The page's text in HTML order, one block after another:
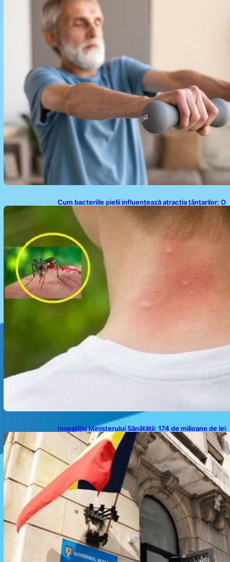
Cum bacteriile pielii influențează atracția țânțarilor: O
nouă viziune asupra alegerii victimelor
Investiția Ministerului Sănătății: 174 de milioane de lei
pentru modernizarea sistemului sanitar din România